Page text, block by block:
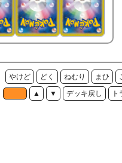
やけど どく ねむり まひ
▲
▼ デッキ戻し